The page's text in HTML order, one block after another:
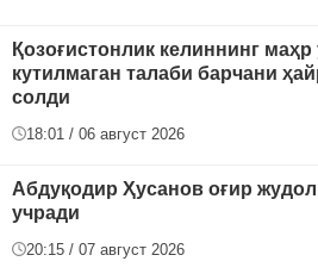
Қозоғистонлик келиннинг маҳр
кутилмаган талаби барчани
солди
18:01 / 06 август 2026
Абдуқодир Ҳусанов оғир
учради
20:15 / 07 август 2026